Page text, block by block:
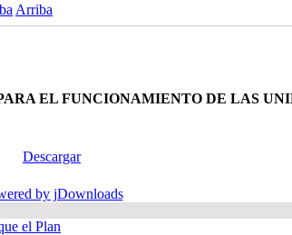
Arriba
EL FUNCIONAMIENTO DE LAS
Descargar
by jDownloads
el Plan